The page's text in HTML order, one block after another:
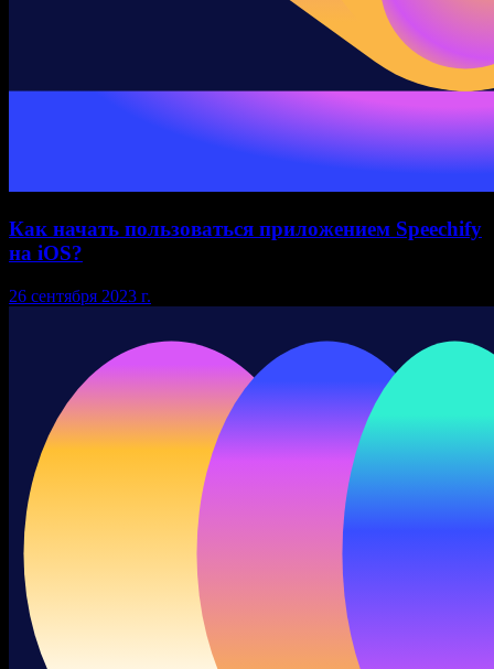
Как начать пользоваться приложением Speechify
на iOS?
26 сентября 2023 г.